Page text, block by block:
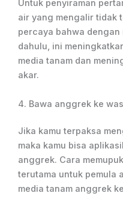
Untuk penyiraman
air yang mengalir tidak
percaya bahwa dengan
dahulu, ini
media tanam dan
akar.
4. Bawa anggrek ke
Jika kamu terpaksa
maka kamu bisa
anggrek. Cara
terutama untuk pemula
media tanam anggrek